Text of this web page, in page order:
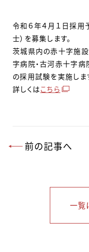
令和６年４月１日採
士）を募集します。
茨城県内の赤十字施
字病院・古河赤十字病
の採用試験を実施しま
詳しくはこちら
前の記事へ
一覧